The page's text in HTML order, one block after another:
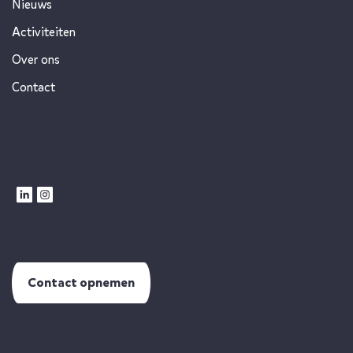
Nieuws
Activiteiten
Over ons
Contact
Contact opnemen